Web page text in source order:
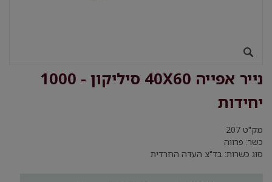
נייר אפייה 40X60 סיליקון - 1000
יחידות
מק"ט 207
כשר: פרווה
סוג כשרות: בד"צ העדה החרדית